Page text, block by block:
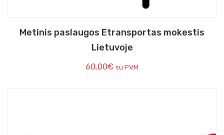
Metinis paslaugos Etransportas mokestis
Lietuvoje
60.00€ su PVM